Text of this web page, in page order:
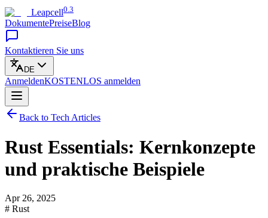
Leapcell0.3
DokumentePreiseBlog
Kontaktieren Sie uns
DE
AnmeldenKOSTENLOS anmelden
Back to Tech Articles
Rust Essentials: Kernkonzepte
und praktische Beispiele
Apr 26, 2025
# Rust